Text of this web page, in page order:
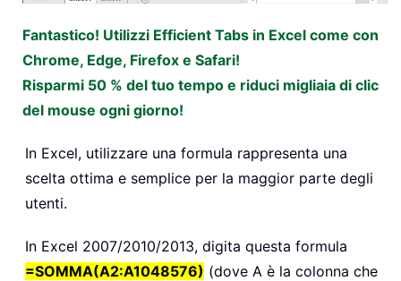
Fantastico! Utilizzi Efficient Tabs in Excel come con
Chrome, Edge, Firefox e Safari!
Risparmi 50 % del tuo tempo e riduci migliaia di clic
del mouse ogni giorno!
In Excel, utilizzare una formula rappresenta una
scelta ottima e semplice per la maggior parte degli
utenti.
In Excel 2007/2010/2013, digita questa formula
=SOMMA(A2:A1048576) (dove A è la colonna che